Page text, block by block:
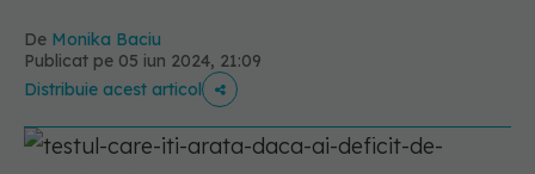
De Monika Baciu
Publicat pe 05 iun 2024, 21:09
Distribuie acest articol